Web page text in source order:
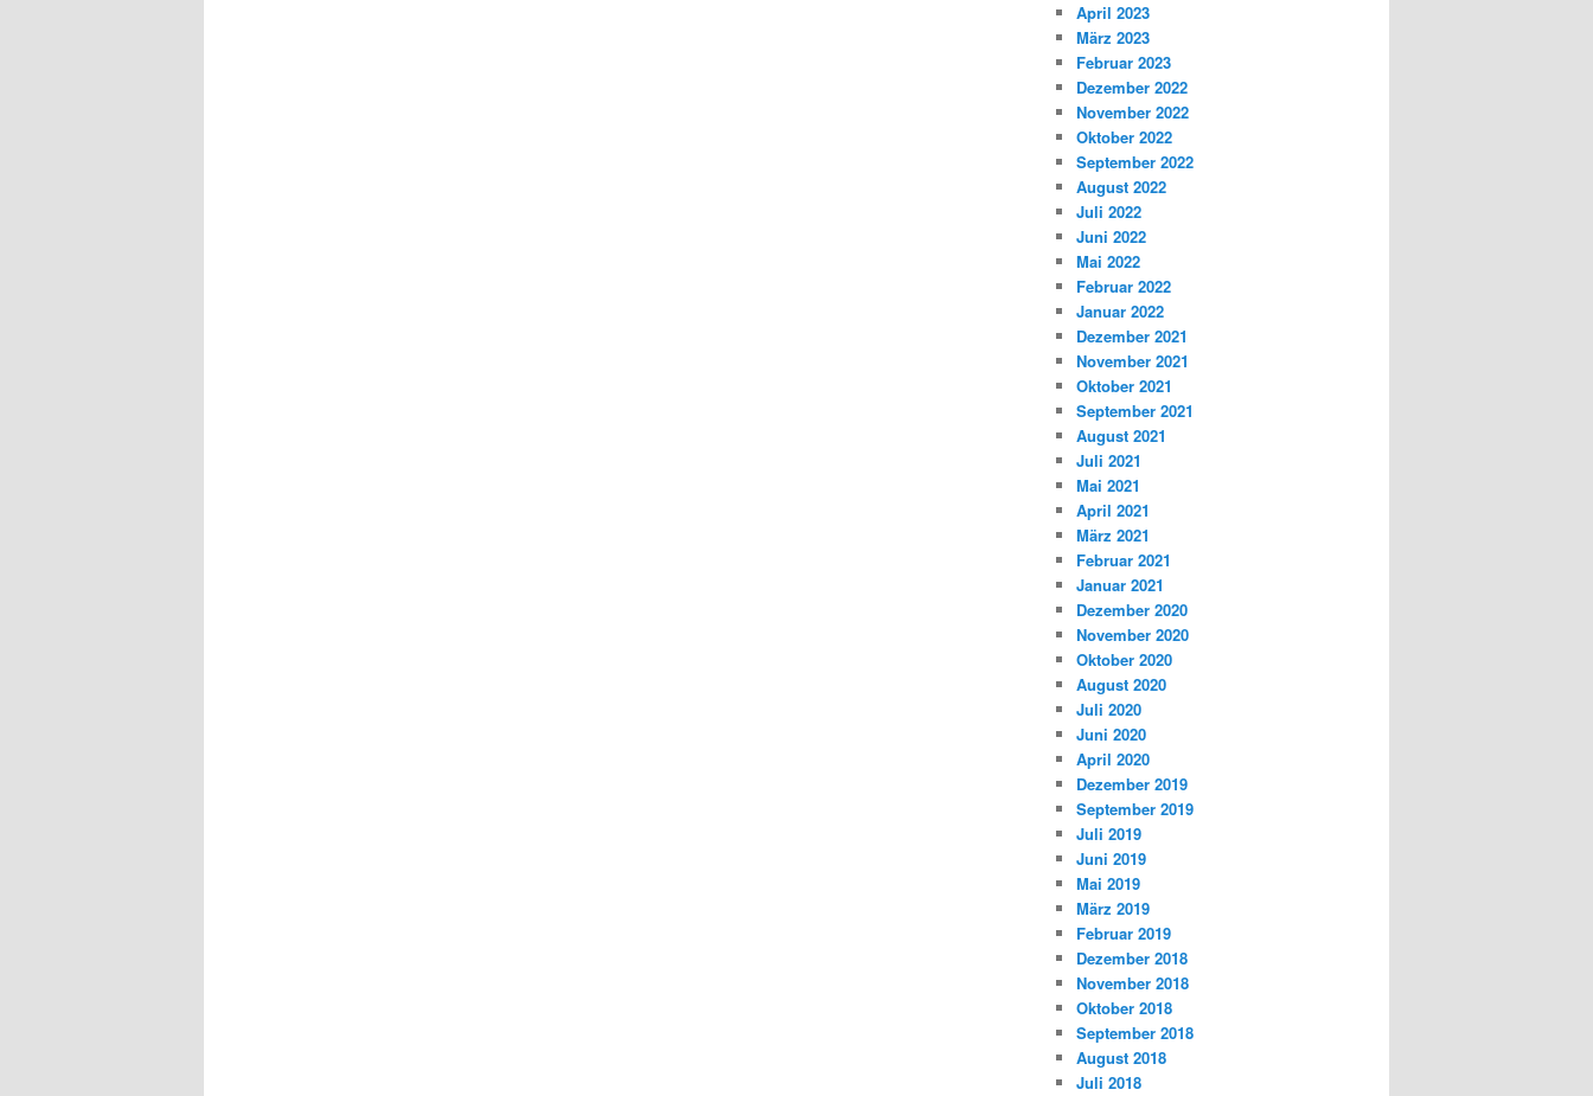
April 2023
März 2023
Februar 2023
Dezember 2022
November 2022
Oktober 2022
September 2022
August 2022
Juli 2022
Juni 2022
Mai 2022
Februar 2022
Januar 2022
Dezember 2021
November 2021
Oktober 2021
September 2021
August 2021
Juli 2021
Mai 2021
April 2021
März 2021
Februar 2021
Januar 2021
Dezember 2020
November 2020
Oktober 2020
August 2020
Juli 2020
Juni 2020
April 2020
Dezember 2019
September 2019
Juli 2019
Juni 2019
Mai 2019
März 2019
Februar 2019
Dezember 2018
November 2018
Oktober 2018
September 2018
August 2018
Juli 2018